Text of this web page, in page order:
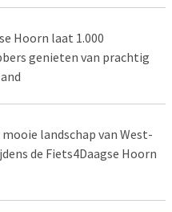
Hoorn laat 1.000
genieten van prachtig
landschap van West-
de Fiets4Daagse Hoorn